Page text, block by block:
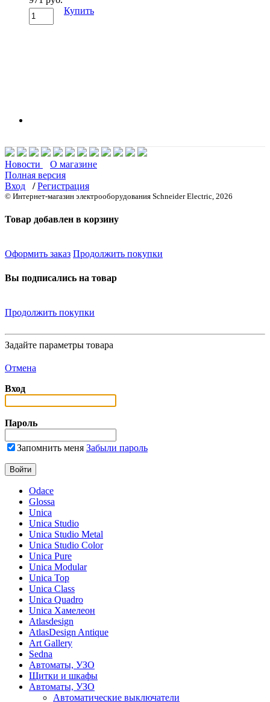
Купить
Новости
О магазине
Полная версия
Вход
/ Регистрация
© Интернет-магазин электрооборудования Schneider Electric, 2026
Товар добавлен в корзину
Оформить заказ Продолжить покупки
Вы подписались на товар
Продолжить покупки
Задайте параметры товара
Отмена
Вход
Пароль
Запомнить меня Забыли пароль
Odace
Glossa
Unica
Unica Studio
Unica Studio Metal
Unica Studio Color
Unica Pure
Unica Modular
Unica Top
Unica Class
Unica Quadro
Unica Хамелеон
Atlasdesign
AtlasDesign Antique
Art Gallery
Sedna
Автоматы, УЗО
Щитки и шкафы
Автоматы, УЗО
Автоматические выключатели